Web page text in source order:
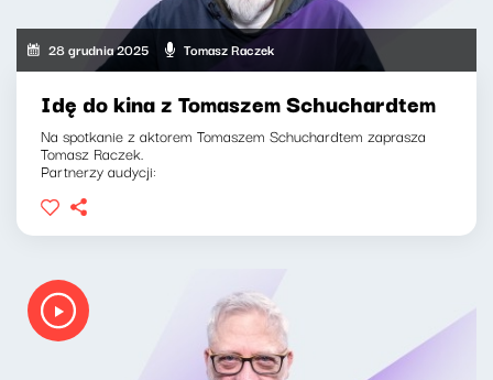
28 grudnia 2025 Tomasz Raczek
Idę do kina z Tomaszem Schuchardtem
Na spotkanie z aktorem Tomaszem Schuchardtem zaprasza
Tomasz Raczek.
Partnerzy audycji: